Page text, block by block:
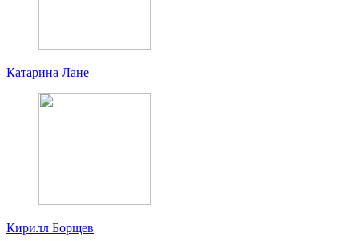
Катарина Лане
Кирилл Борщев